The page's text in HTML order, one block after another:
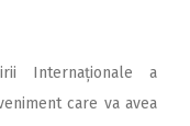
Internaționale a
care va avea